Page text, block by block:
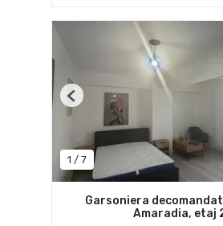
1 / 7
Previous
Garsoniera
Amaradia, etaj